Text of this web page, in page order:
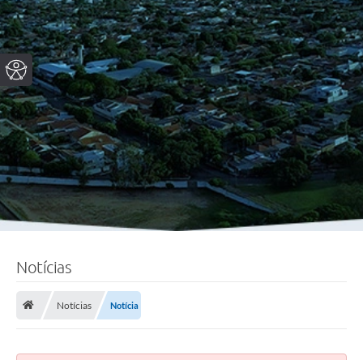
Notícias
Notícias Notícia